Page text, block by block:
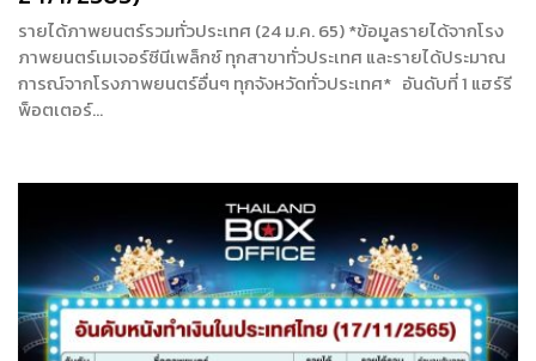
รายได้ภาพยนตร์รวมทั่วประเทศ (24 ม.ค. 65) *ข้อมูลรายได้จากโรง
ภาพยนตร์เมเจอร์ซีนีเพล็กซ์ ทุกสาขาทั่วประเทศ และรายได้ประมาณ
การณ์จากโรงภาพยนตร์อื่นๆ ทุกจังหวัดทั่วประเทศ* อันดับที่ 1 แฮร์รี
พ็อตเตอร์…